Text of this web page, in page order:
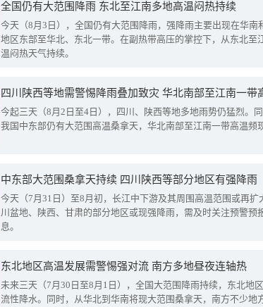
全国仍有大范围降雨 东北至江南多地高温闷热持续
今天（8月3日），全国仍有大范围降雨，强降雨主要出现在华南
地区东部至华北、东北一带。在副热带高压的掌控下，从东北至
温闷热天气持续。
今起三天（8月2日至4日），四川、陕西等地多地雨势仍猛烈。同
我国中东部仍有大范围高温桑拿天，华北南部至江南一带高温频
中东部大范围桑拿天持续 四川陕西等部分地区有强降雨
今天（7月31日）至8月初，长江中下游及其周围高温范围或再扩
川盆地、陕西、甘肃的部分地区或现强降雨，需及时关注预警预
息。
东北地区高温发展需警惕强对流 南方多地昼夜连轴热
未来三天（7月30日至8月1日），全国大范围降雨持续，东北地
流性降水。同时，从华北到华南将现大范围桑拿天，南方不少地